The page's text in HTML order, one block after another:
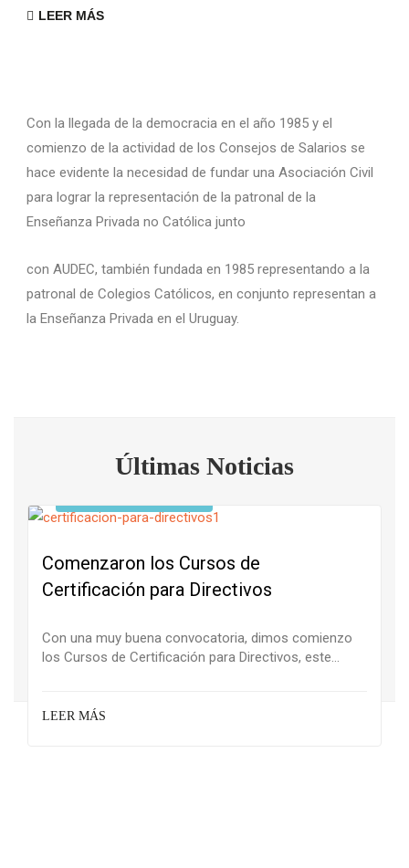
LEER MÁS
Con la llegada de la democracia en el año 1985 y el
comienzo de la actividad de los Consejos de Salarios se
hace evidente la necesidad de fundar una Asociación Civil
para lograr la representación de la patronal de la
Enseñanza Privada no Católica junto
con AUDEC, también fundada en 1985 representando a la
patronal de Colegios Católicos, en conjunto representan a
la Enseñanza Privada en el Uruguay.
Últimas Noticias
Comenzaron los Cursos de
Certificación para Directivos
Con una muy buena convocatoria, dimos comienzo
los Cursos de Certificación para Directivos, este
LEER MÁS